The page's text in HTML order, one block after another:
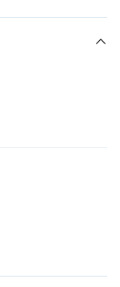
clientèle